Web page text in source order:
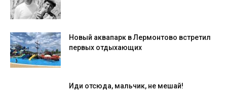
Новый аквапарк в Лермонтово встретил
первых отдыхающих
Иди отсюда, мальчик, не мешай!